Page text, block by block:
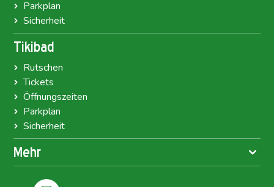
Parkplan
Sicherheit
Tikibad
Rutschen
Tickets
Öffnungszeiten
Parkplan
Sicherheit
Mehr